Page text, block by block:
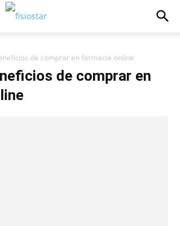
de comprar en farmacia online
de comprar en